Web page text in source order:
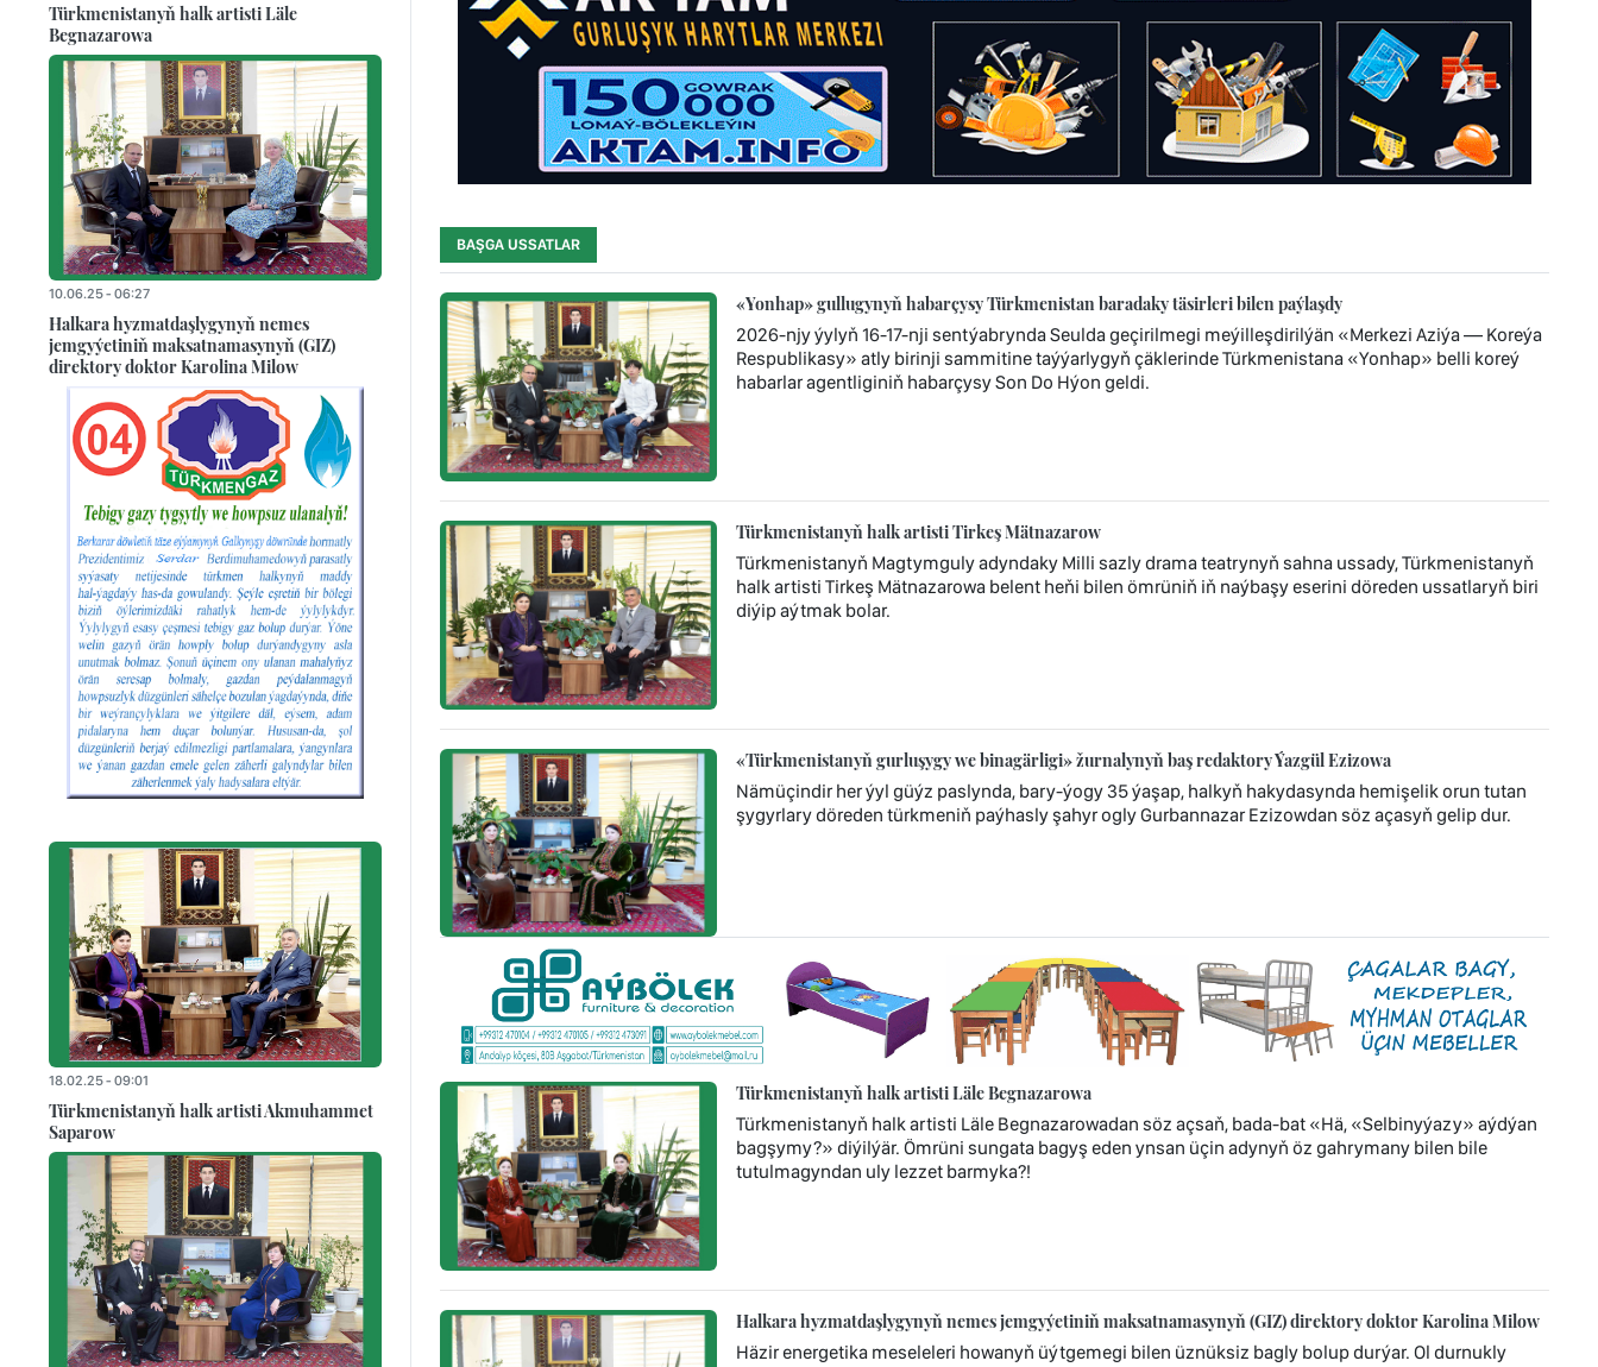
BAŞGA USSATLAR
«Yonhap» gullugynyň habarçysy Türkmenistan baradaky täsirleri bilen paýlaşdy
2026-njy ýylyň 16-17-nji sentýabrynda Seulda geçirilmegi meýilleşdirilýän «Merkezi Aziýa — Koreýa
Respublikasy» atly birinji sammitine taýýarlygyň çäklerinde Türkmenistana «Yonhap» belli koreý
habarlar agentliginiň habarçysy Son Dо Hýon geldi.
Türkmenistanyň halk artisti Tirkeş Mätnazarow
Türkmenistanyň Magtymguly adyndaky Milli sazly drama teatrynyň sahna ussady, Türkmenistanyň
halk artisti Tirkeş Mätnazarowa belent heňi bilen ömrüniň iň naýbaşy eserini döreden ussatlaryň biri
diýip aýtmak bolar.
«Türkmenistanyň gurluşygy we binagärligi» žurnalynyň baş redaktory Ýazgül Ezizowa
Nämüçindir her ýyl güýz paslynda, bary-ýogy 35 ýaşap, halkyň hakydasynda hemişelik orun tutan
şygyrlary döreden türkmeniň paýhasly şahyr ogly Gurbannazar Ezizowdan söz açasyň gelip dur.
Türkmenistanyň halk artisti Läle Begnazarowa
Türkmenistanyň halk artisti Läle Begnazarowadan söz açsaň, bada-bat «Hä, «Selbinyýazy» aýdýan
bagşymy?» diýilýär. Ömrüni sungata bagyş eden ynsan üçin adynyň öz gahrymany bilen bile
tutulmagyndan uly lezzet barmyka?!
Halkara hyzmatdaşlygynyň nemes jemgyýetiniň maksatnamasynyň (GIZ) direktory doktor Karolina Milow
Häzir energetika meseleleri howanyň üýtgemegi bilen üznüksiz bagly bolup durýar. Ol durnukly
Türkmenistanyň halk artisti Läle
Begnazarowa
10.06.25 - 06:27
Halkara hyzmatdaşlygynyň nemes
jemgyýetiniň maksatnamasynyň (GIZ)
direktory doktor Karolina Milow
18.02.25 - 09:01
Türkmenistanyň halk artisti Akmuhammet
Saparow